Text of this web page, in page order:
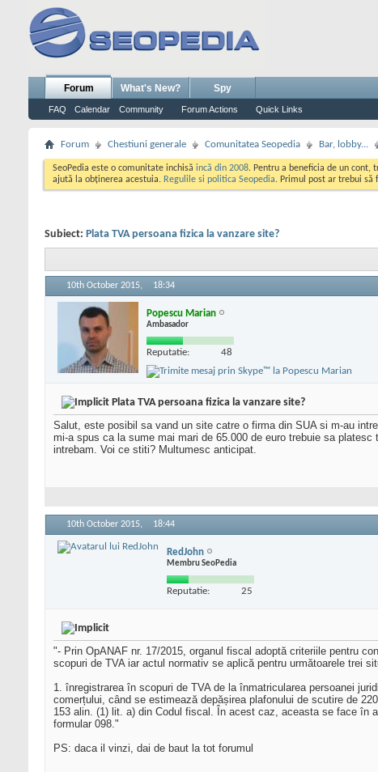
Forum
FAQ Calendar Community Forum Actions Quick Links
What's New? Spy
Forum Chestiuni generale Comunitatea Seopedia Bar, lobby...
SeoPedia este o comunitate inchisă incă din 2008. Pentru a beneficia de un
ajută la obținerea acestuia. Regulile si politica Seopedia. Primul post ar trebui să
Subiect: Plata TVA persoana fizica la vanzare site?
10th October 2015, 18:34
Popescu Marian
Ambasador
Reputatie: 48
Plata TVA persoana fizica la vanzare site?
Salut, este posibil sa vand un site catre o firma din SUA si m-au
mi-a spus ca la sume mai mari de 65.000 de euro trebuie sa
intrebam. Voi ce stiti? Multumesc anticipat.
10th October 2015, 18:44
RedJohn
Membru SeoPedia
Reputatie: 25
"- Prin OpANAF nr. 17/2015, organul fiscal adoptă criteriile pentru
scopuri de TVA iar actul normativ se aplică pentru următoarele trei
1. înregistrarea în scopuri de TVA de la înmatricularea persoanei
comerțului, când se estimează depășirea plafonului de scutire de
153 alin. (1) lit. a) din Codul fiscal. În acest caz, aceasta se face în
formular 098."
PS: daca il vinzi, dai de baut la tot forumul